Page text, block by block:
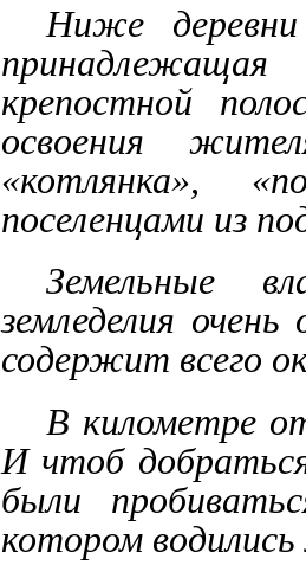
Ниже
крепостной
освоения
«котлянка»,
поселенцами из
Земельные
земледелия
содержит всего
В километре
И чтоб
были
котором водились